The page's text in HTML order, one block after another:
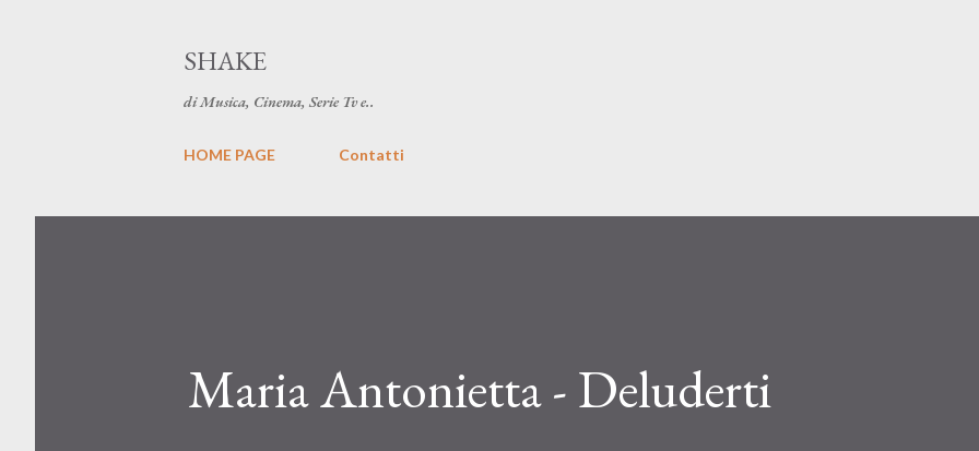
SHAKE
di Musica, Cinema, Serie Tv e..
HOME PAGE Contatti
Maria Antonietta - Deluderti